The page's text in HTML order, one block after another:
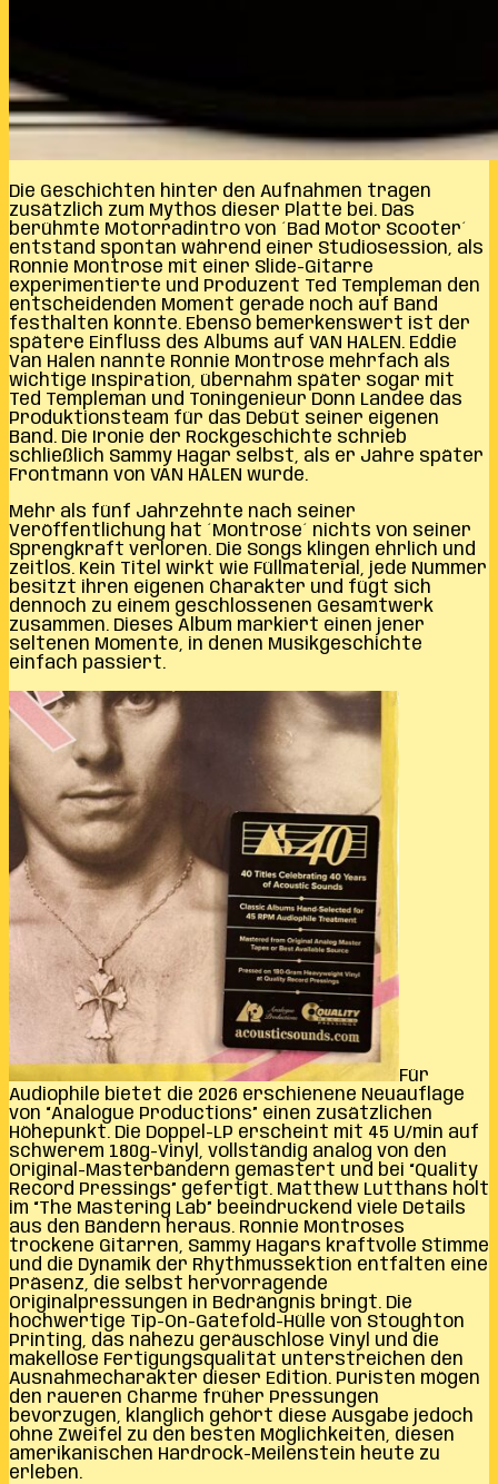
Die Geschichten hinter den Aufnahmen tragen
zusätzlich zum Mythos dieser Platte bei. Das
berühmte Motorradintro von ´Bad Motor Scooter´
entstand spontan während einer Studiosession, als
Ronnie Montrose mit einer Slide-Gitarre
experimentierte und Produzent Ted Templeman den
entscheidenden Moment gerade noch auf Band
festhalten konnte. Ebenso bemerkenswert ist der
spätere Einfluss des Albums auf VAN HALEN. Eddie
Van Halen nannte Ronnie Montrose mehrfach als
wichtige Inspiration, übernahm später sogar mit
Ted Templeman und Toningenieur Donn Landee das
Produktionsteam für das Debüt seiner eigenen
Band. Die Ironie der Rockgeschichte schrieb
schließlich Sammy Hagar selbst, als er Jahre später
Frontmann von VAN HALEN wurde.
Mehr als fünf Jahrzehnte nach seiner
Veröffentlichung hat ´Montrose´ nichts von seiner
Sprengkraft verloren. Die Songs klingen ehrlich und
zeitlos. Kein Titel wirkt wie Füllmaterial, jede Nummer
besitzt ihren eigenen Charakter und fügt sich
dennoch zu einem geschlossenen Gesamtwerk
zusammen. Dieses Album markiert einen jener
seltenen Momente, in denen Musikgeschichte
einfach passiert.
Für
Audiophile bietet die 2026 erschienene Neuauflage
von “Analogue Productions” einen zusätzlichen
Höhepunkt. Die Doppel-LP erscheint mit 45 U/min auf
schwerem 180g-Vinyl, vollständig analog von den
Original-Masterbändern gemastert und bei “Quality
Record Pressings” gefertigt. Matthew Lutthans holt
im “The Mastering Lab” beeindruckend viele Details
aus den Bändern heraus. Ronnie Montroses
trockene Gitarren, Sammy Hagars kraftvolle Stimme
und die Dynamik der Rhythmussektion entfalten eine
Präsenz, die selbst hervorragende
Originalpressungen in Bedrängnis bringt. Die
hochwertige Tip-On-Gatefold-Hülle von Stoughton
Printing, das nahezu geräuschlose Vinyl und die
makellose Fertigungsqualität unterstreichen den
Ausnahmecharakter dieser Edition. Puristen mögen
den raueren Charme früher Pressungen
bevorzugen, klanglich gehört diese Ausgabe jedoch
ohne Zweifel zu den besten Möglichkeiten, diesen
amerikanischen Hardrock-Meilenstein heute zu
erleben.